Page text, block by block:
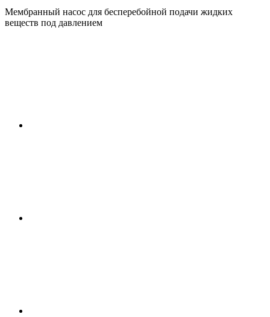
Мембранный насос для бесперебойной подачи жидких
веществ под давлением